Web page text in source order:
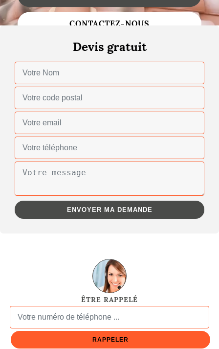
Changement de toiture
Gouttières
Réparation de toiture
CONTACTEZ-NOUS
Devis gratuit
ÊTRE RAPPELÉ